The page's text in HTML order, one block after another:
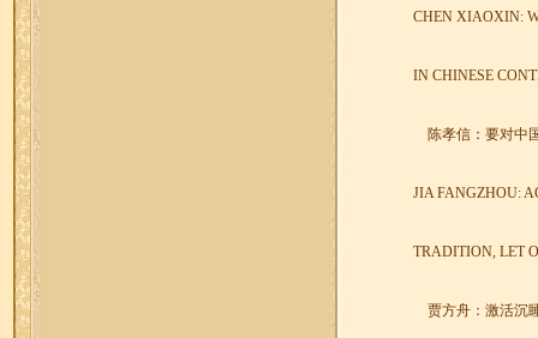
CHEN XIAOXIN:
IN CHINESE
陈孝信：要对中
JIA FANGZHOU:
TRADITION, LET
贾方舟：激活沉